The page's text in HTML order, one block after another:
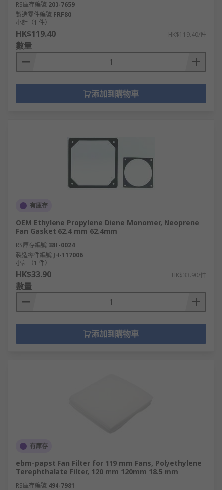
RS庫存編號 200-7659
製造零件編號 PRF80
小計（1 件）
HK$119.40 HK$119.40/件
數量
添加到購物車
有庫存
OEM Ethylene Propylene Diene Monomer, Neoprene
Fan Gasket 62.4 mm 62.4mm
RS庫存編號 381-0024
製造零件編號 JH-117006
小計（1 件）
HK$33.90 HK$33.90/件
數量
添加到購物車
有庫存
ebm-papst Fan Filter for 119 mm Fans, Polyethylene
Terephthalate Filter, 120 mm 120mm 18.5 mm
RS庫存編號 494-7981